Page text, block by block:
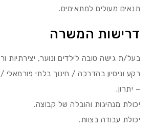
תנאים מעולים למתאימים.
דרישות המשרה
בעל/ת גישה טובה לילדים ונוער, יצירתיות
רקע וניסיון בהדרכה / חינוך בלתי פורמאלי
– יתרון.
יכולת מנהיגות והובלה של קבוצה.
יכולת עבודה בצוות.